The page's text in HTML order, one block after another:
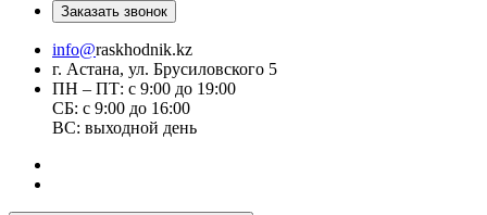
Заказать звонок
info@raskhodnik.kz
г. Астана, ул. Брусиловского 5
ПН – ПТ: с 9:00 до 19:00
СБ: с 9:00 до 16:00
ВС: выходной день